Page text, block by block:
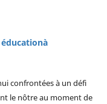
confrontées à un défi
le nôtre au moment de